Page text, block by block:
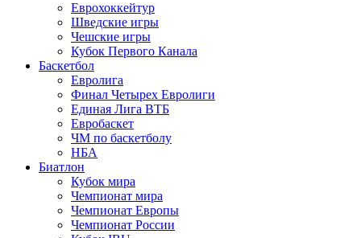
Еврохоккейтур
Шведские игры
Чешские игры
Кубок Первого Канала
Баскетбол
Евролига
Финал Четырех Евролиги
Единая Лига ВТБ
Евробаскет
ЧМ по баскетболу
НБА
Биатлон
Кубок мира
Чемпионат мира
Чемпионат Европы
Чемпионат России